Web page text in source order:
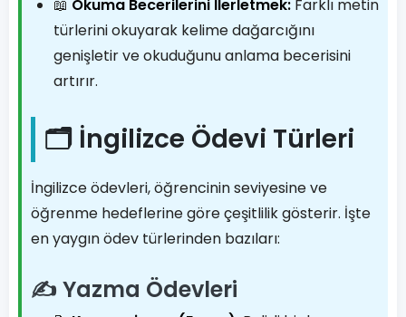
📖 Okuma Becerilerini İlerletmek: Farklı metin
türlerini okuyarak kelime dağarcığını
genişletir ve okuduğunu anlama becerisini
artırır.
🗂️ İngilizce Ödevi Türleri
İngilizce ödevleri, öğrencinin seviyesine ve
öğrenme hedeflerine göre çeşitlilik gösterir. İşte
en yaygın ödev türlerinden bazıları:
✍️ Yazma Ödevleri